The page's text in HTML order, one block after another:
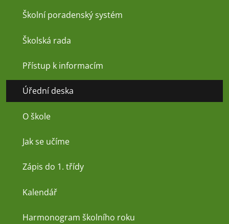
Školní poradenský systém
Školská rada
Přístup k informacím
Úřední deska
O škole
Jak se učíme
Zápis do 1. třídy
Kalendář
Harmonogram školního roku